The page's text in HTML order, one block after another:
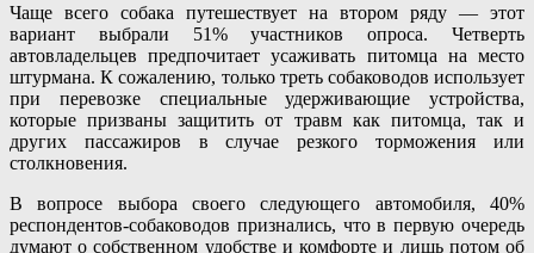
Чаще всего собака путешествует на втором ряду — этот
вариант выбрали 51% участников опроса. Четверть
автовладельцев предпочитает усаживать питомца на место
штурмана. К сожалению, только треть собаководов использует
при перевозке специальные удерживающие устройства,
которые призваны защитить от травм как питомца, так и
других пассажиров в случае резкого торможения или
столкновения.
В вопросе выбора своего следующего автомобиля, 40%
респондентов-собаководов признались, что в первую очередь
думают о собственном удобстве и комфорте и лишь потом об